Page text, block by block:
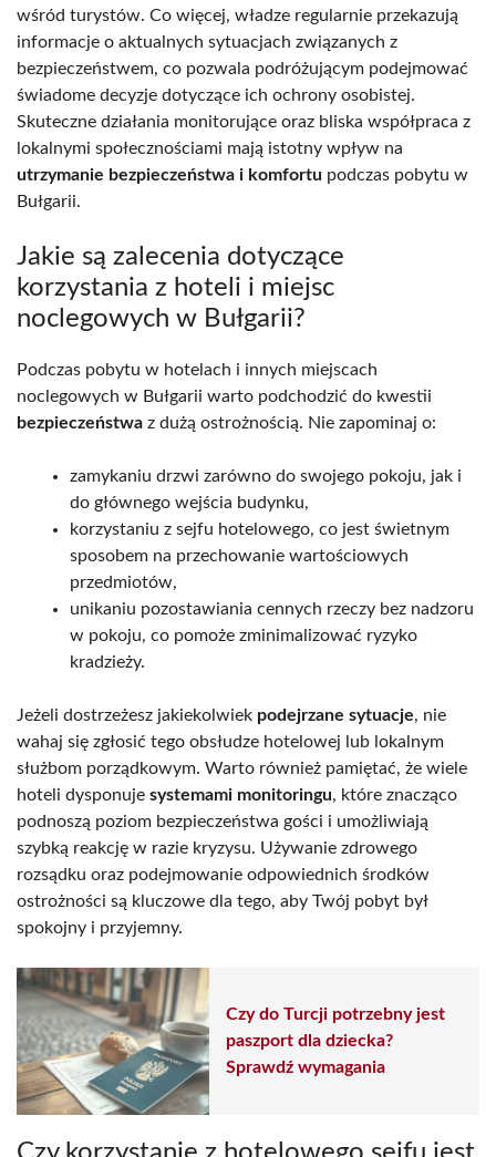
wśród turystów. Co więcej, władze regularnie przekazują
informacje o aktualnych sytuacjach związanych z
bezpieczeństwem, co pozwala podróżującym podejmować
świadome decyzje dotyczące ich ochrony osobistej.
Skuteczne działania monitorujące oraz bliska współpraca z
lokalnymi społecznościami mają istotny wpływ na
utrzymanie bezpieczeństwa i komfortu podczas pobytu w
Bułgarii.
Jakie są zalecenia dotyczące
korzystania z hoteli i miejsc
noclegowych w Bułgarii?
Podczas pobytu w hotelach i innych miejscach
noclegowych w Bułgarii warto podchodzić do kwestii
bezpieczeństwa z dużą ostrożnością. Nie zapominaj o:
zamykaniu drzwi zarówno do swojego pokoju, jak i
do głównego wejścia budynku,
korzystaniu z sejfu hotelowego, co jest świetnym
sposobem na przechowanie wartościowych
przedmiotów,
unikaniu pozostawiania cennych rzeczy bez nadzoru
w pokoju, co pomoże zminimalizować ryzyko
kradzieży.
Jeżeli dostrzeżesz jakiekolwiek podejrzane sytuacje, nie
wahaj się zgłosić tego obsłudze hotelowej lub lokalnym
służbom porządkowym. Warto również pamiętać, że wiele
hoteli dysponuje systemami monitoringu, które znacząco
podnoszą poziom bezpieczeństwa gości i umożliwiają
szybką reakcję w razie kryzysu. Używanie zdrowego
rozsądku oraz podejmowanie odpowiednich środków
ostrożności są kluczowe dla tego, aby Twój pobyt był
spokojny i przyjemny.
Czy do Turcji potrzebny jest
paszport dla dziecka?
Sprawdź wymagania